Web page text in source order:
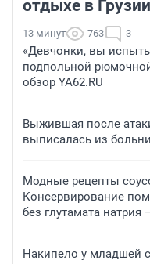
отдыхе в Грузии
13 минут 763 3
«Девчонки, вы
подпольной
обзор YA62.RU
Выжившая после
выписалась из
Модные рецепты
Консервирование
без глутамата натрия
Накипело у младшей